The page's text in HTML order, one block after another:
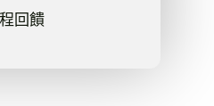
回饋